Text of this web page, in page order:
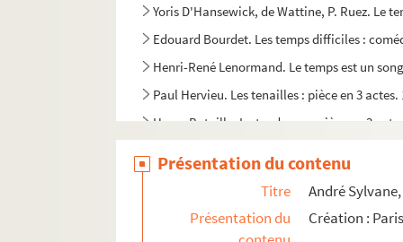
Yoris D'Hansewick, de Wattine, P. Ruez. Le
Edouard Bourdet. Les temps difficiles :
Henri-René Lenormand. Le temps est un
Paul Hervieu. Les tenailles : pièce en 3 actes.
Henry Bataille. La tendresse : pièce en 3
J. Wappers. La terre promise : pièce en 2
Présentation du contenu
Titre
André
Présentation du
Création :